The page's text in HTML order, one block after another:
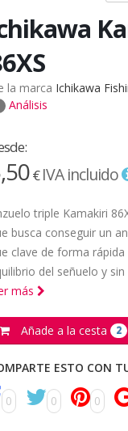
la marca Ichikawa
Análisis
€IVA incluido
triple Kamakiri
busca conseguir un
clave de forma
del señuelo y
más
Añade a la cesta 2
ESTO CON
0 0 0